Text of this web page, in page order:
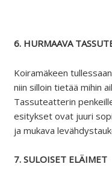
6. HURMAAVA
Koiramäkeen
niin silloin tietää mihin
Tassuteatterin
esitykset ovat juuri
ja mukava
7. SULOISET ELÄIMET